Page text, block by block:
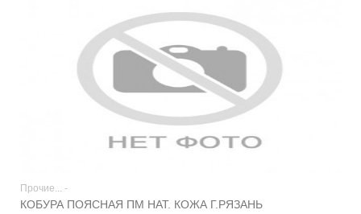
Прочие... -
КОБУРА ПОЯСНАЯ ПМ НАТ. КОЖА Г.РЯЗАНЬ